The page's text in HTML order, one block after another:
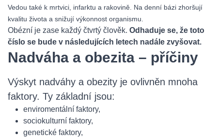
Vedou také k mrtvici, infarktu a rakovině. Na denní bázi zhoršují
kvalitu života a snižují výkonnost organismu.
Obézní je zase každý čtvrtý člověk. Odhaduje se, že toto
číslo se bude v následujících letech nadále zvyšovat.
Nadváha a obezita – příčiny
Výskyt nadváhy a obezity je ovlivněn mnoha
faktory. Ty základní jsou:
enviromentální faktory,
sociokulturní faktory,
genetické faktory,